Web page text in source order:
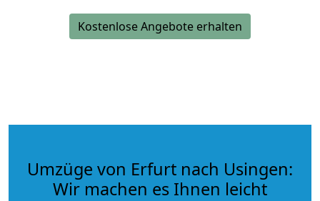
Kostenlose Angebote erhalten
Umzüge von Erfurt nach Usingen:
Wir machen es Ihnen leicht